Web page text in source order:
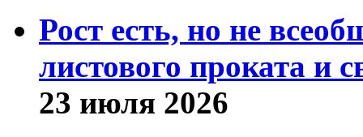
Рост есть, но не
листового проката и
23 июля 2026